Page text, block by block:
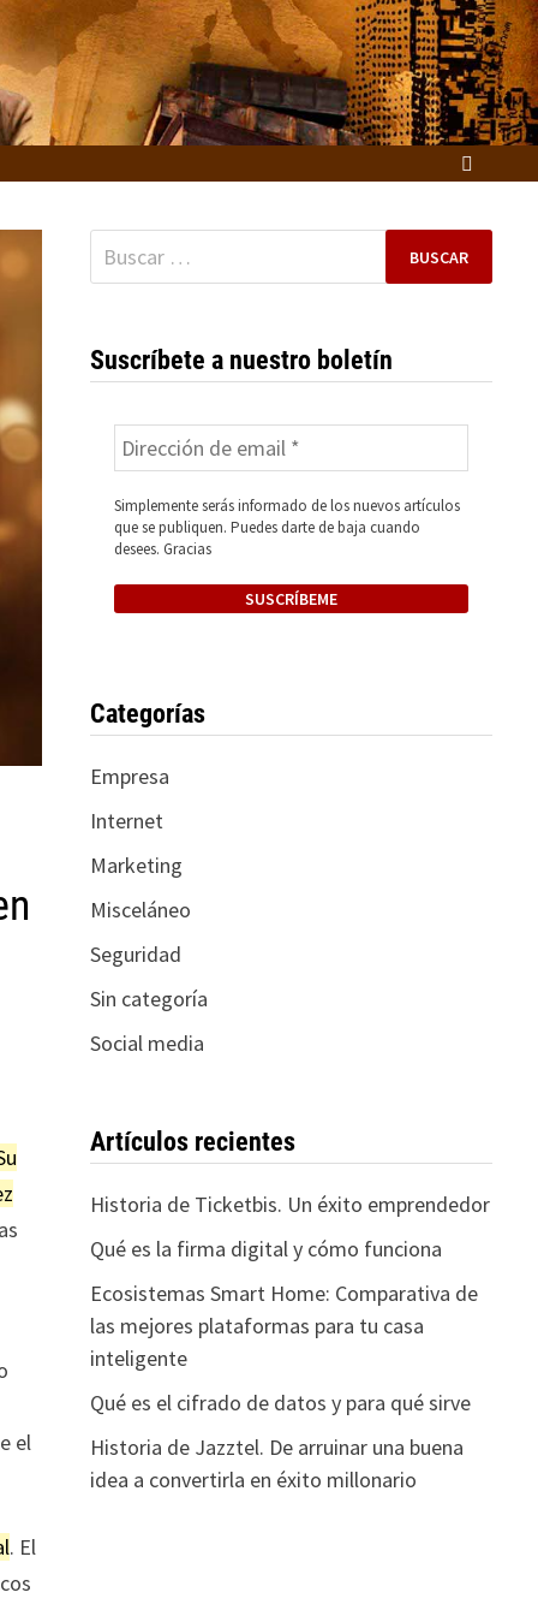
el
. El
Buscar:
Suscríbete a nuestro boletín
Simplemente serás informado de los nuevos artículos
que se publiquen. Puedes darte de baja cuando
desees. Gracias
Categorías
Empresa
Internet
Marketing
Misceláneo
Seguridad
Sin categoría
Social media
Artículos recientes
Historia de Ticketbis. Un éxito emprendedor
Qué es la firma digital y cómo funciona
Ecosistemas Smart Home: Comparativa de
las mejores plataformas para tu casa
inteligente
Qué es el cifrado de datos y para qué sirve
Historia de Jazztel. De arruinar una buena
idea a convertirla en éxito millonario